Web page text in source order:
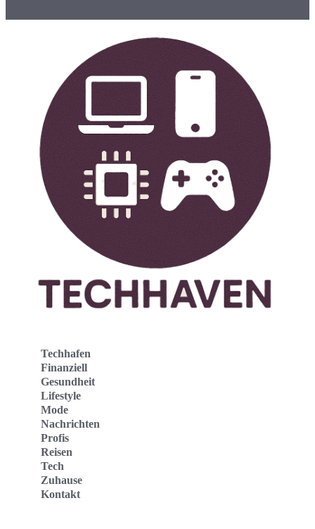
Techhafen
Finanziell
Gesundheit
Lifestyle
Mode
Nachrichten
Profis
Reisen
Tech
Zuhause
Kontakt